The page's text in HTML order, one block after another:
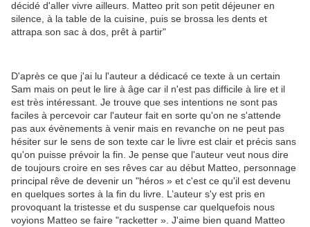
décidé d'aller vivre ailleurs. Matteo prit son petit déjeuner en
silence, à la table de la cuisine, puis se brossa les dents et
attrapa son sac à dos, prêt à partir"
D'après ce que j'ai lu l'auteur a dédicacé ce texte à un certain
Sam mais on peut le lire à âge car il n'est pas difficile à lire et il
est très intéressant. Je trouve que ses intentions ne sont pas
faciles à percevoir car l'auteur fait en sorte qu'on ne s'attende
pas aux évènements à venir mais en revanche on ne peut pas
hésiter sur le sens de son texte car le livre est clair et précis sans
qu'on puisse prévoir la fin. Je pense que l'auteur veut nous dire
de toujours croire en ses rêves car au début Matteo, personnage
principal rêve de devenir un "héros » et c'est ce qu'il est devenu
en quelques sortes à la fin du livre. L’auteur s'y est pris en
provoquant la tristesse et du suspense car quelquefois nous
voyions Matteo se faire "racketter ». J'aime bien quand Matteo